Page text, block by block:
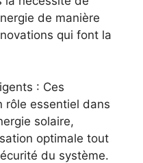
de manière
qui font la
: Ces
rôle essentiel dans
solaire,
optimale tout
du système.